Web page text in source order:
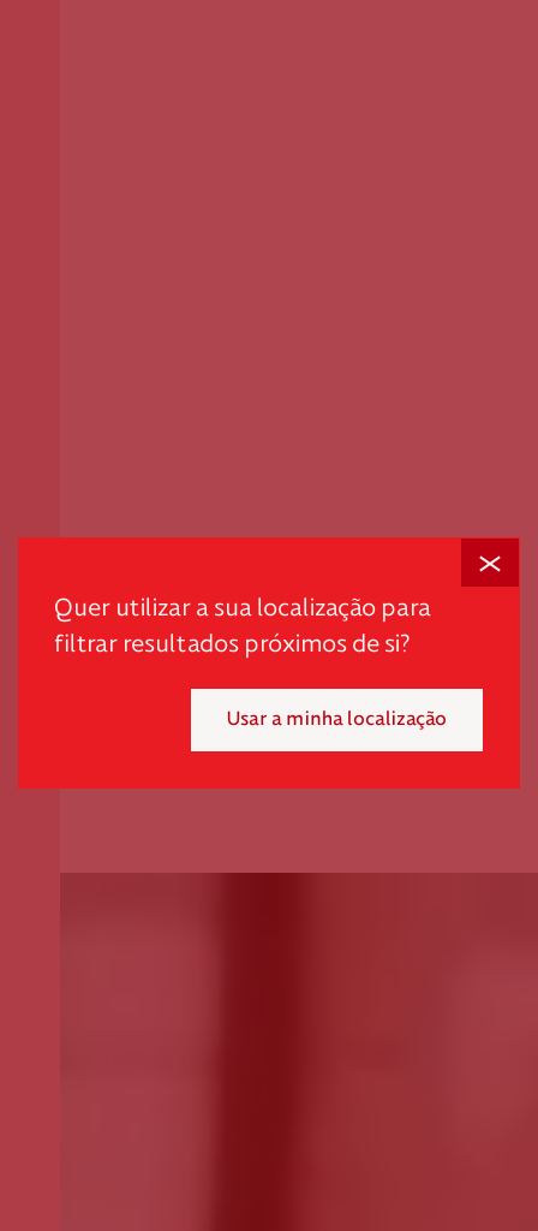
Quer utilizar a sua localização para
filtrar resultados próximos de si?
Usar a minha localização